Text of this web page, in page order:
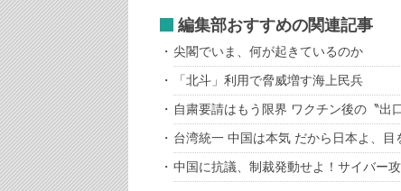
編集部おすすめの関連記事
尖閣でいま、何が起きているのか
「北斗」利用で脅威増す海上民兵
自粛要請はもう限界 ワクチン後の〝出
台湾統一 中国は本気 だから日本よ、目
中国に抗議、制裁発動せよ！サイバー